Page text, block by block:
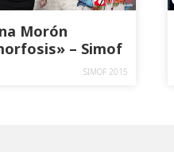
Morón
– Simof
SIMOF 2015